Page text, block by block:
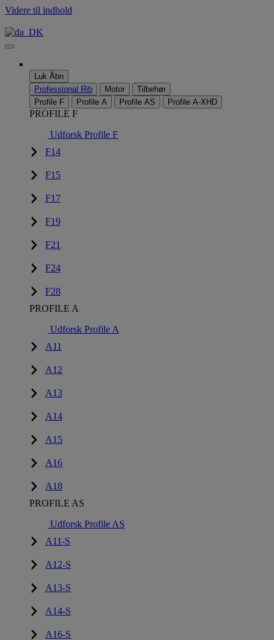
Videre til indhold
Luk Åbn
Professional Rib
Motor
Tilbehør
Profile F
Profile A Profile AS Profile A-XHD
PROFILE F
Udforsk Profile F
F14
F15
F17
F19
F21
F24
F28
PROFILE A
Udforsk Profile A
A11
A12
A13
A14
A15
A16
A18
PROFILE AS
Udforsk Profile AS
A11-S
A12-S
A13-S
A14-S
A16-S